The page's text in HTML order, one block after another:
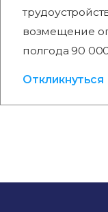
возмещение
полгода 90
Откликнуться